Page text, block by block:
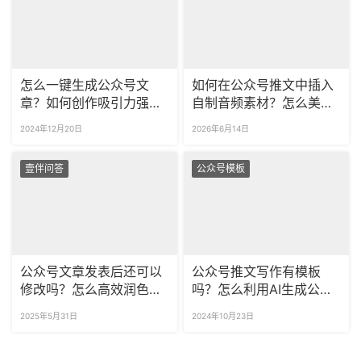
怎么一键生成公众号文
章？如何创作吸引力强的
2024年12月20日
如何在公众号推文中插入
自制音频素材？怎么美化
2026年6月14日
壹伴问答
公众号文章发表后还可以
修改吗？怎么高效润色公
2025年5月31日
公众号模板
公众号推文写作有模板
吗？怎么利用AI生成公众
2024年10月23日